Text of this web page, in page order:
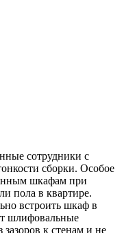
сотрудники с
сборки. Особое
шкафам при
пола в квартире.
встроить шкаф в
шлифовальные
к стенам и не